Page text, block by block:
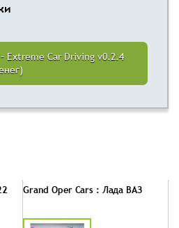
– Extreme Car Driving v0.2.4
Grand Oper Cars : Лада ВАЗ